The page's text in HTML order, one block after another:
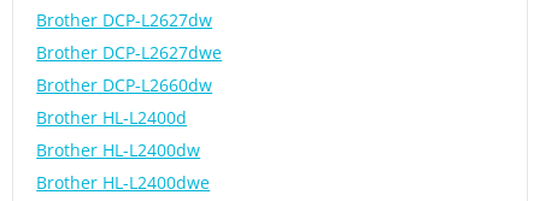
Brother DCP-L2627dw
Brother DCP-L2627dwe
Brother DCP-L2660dw
Brother HL-L2400d
Brother HL-L2400dw
Brother HL-L2400dwe